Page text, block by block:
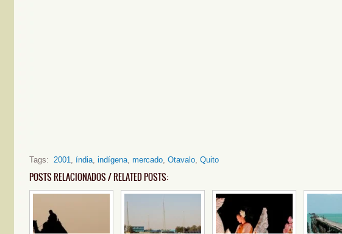
Tags: 2001, índia, indígena, mercado, Otavalo, Quito
POSTS RELACIONADOS / RELATED POSTS: